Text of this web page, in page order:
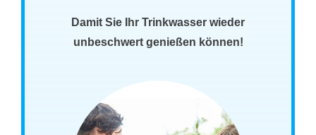
Damit Sie Ihr Trinkwasser wieder
unbeschwert genießen können!